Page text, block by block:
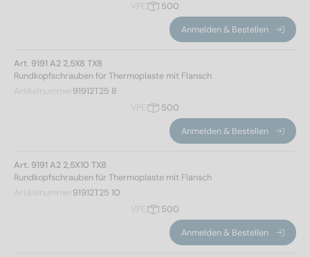
VPE
500
Anmelden & Bestellen
Art. 9191 A2 2,5X8 TX8
Rundkopfschrauben für Thermoplaste mit Flansch
Artikelnummer 91912T25 8
VPE
500
Anmelden & Bestellen
Art. 9191 A2 2,5X10 TX8
Rundkopfschrauben für Thermoplaste mit Flansch
Artikelnummer 91912T25 10
VPE
500
Anmelden & Bestellen